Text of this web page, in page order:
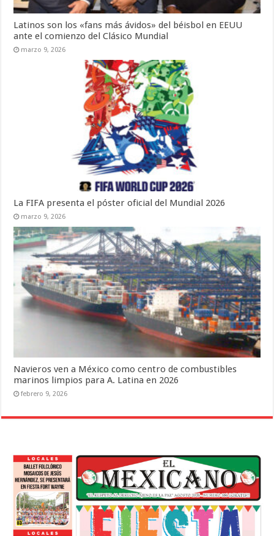
Latinos son los «fans más ávidos» del béisbol en EEUU
ante el comienzo del Clásico Mundial
marzo 9, 2026
La FIFA presenta el póster oficial del Mundial 2026
marzo 9, 2026
Navieros ven a México como centro de combustibles
marinos limpios para A. Latina en 2026
febrero 9, 2026